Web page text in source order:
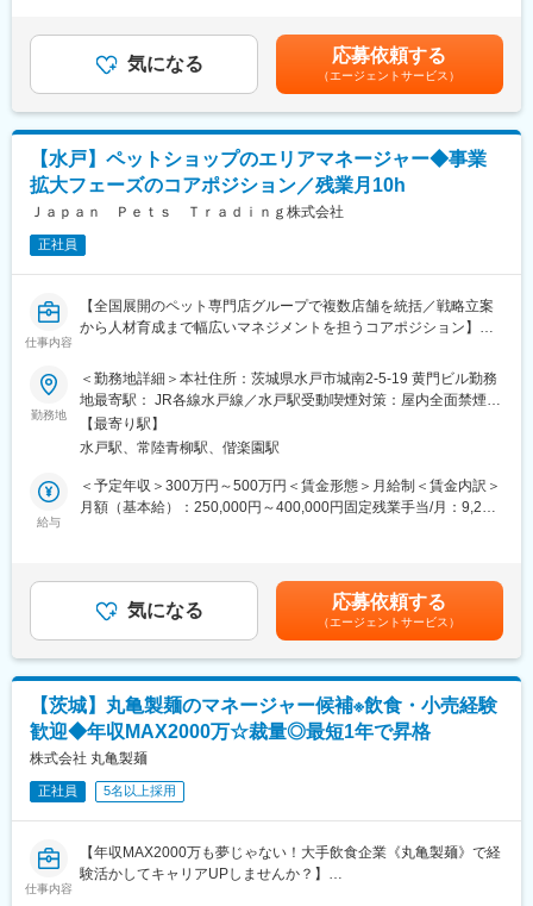
■本配属後
・各事業所の課題や目的に合わせてマネジメント業務に専念頂き
【キャリアパス（例）】
・医療介護スタッフ（2週間程度の基礎研修必要資格取得、現場業
務）
・サービスリーダー（入社3カ月～※研修期間）
・サービス提供責任者（入社半年／年収420～650万円）
・サービスマネージャー（入社1年／年収560～700万円）
・エリアマネージャー（入社1年～／年収700～800万円）
・ブロックマネージャー（年収800～900万円）
・ゼネラルマネージャー（年収900～1200万円）
・店長との定期面談を通じた店舗課題の抽出と改善指導
・店舗ごとの販売戦略や販促施策の立案、実行支援
・人件費・在庫・販促費等のコスト管理および改善提案
■組織構成：
エリアマネージャーは7名在籍し、店舗店長からキャリアアップし
■業務の魅力：
実行で本質的なマネジメント力が身につきます。本部への企画提
案も活発に行える風通しの良い環境です。
■教育体制：
キャリア研修やソリューション研修、技術力向上研修、CS向上研
修などで段階的にスキルアップが可能です。
「ペットと人の幸せな暮らし」を支える事業に携わり、自分のア
イデアを活かして成長したい方が力を発揮できる会社です。
ては経歴・経験により増減する可能性があります。■昇給：年1回
※業績連動■賞与：年1回※業績連動■固定残業手当：5～45時間に対
して9,227円 ～ 68,962円支給（超過分別途支給）賃金はあくまで
も目安の金額であり、選考を通じて上下する可能性があります。
月給(月額)は固定手当を含めた表記です。
気になる 応募依頼する
（エージェントサービス）
【水戸】ペットショップのエリアマネージャー◆事業
拡大フェーズのコアポジション／残業月10h
Ｊａｐａｎ Ｐｅｔｓ Ｔｒａｄｉｎｇ株式会社
正社員
仕事内容
【全国展開のペット専門店グループで複数店舗を統括／戦略立案
から人材育成まで幅広いマネジメントを担うコアポジション】
■業務概要：
当社は全国に直営・FC店舗を展開するペット専門店グループで
す。エリアマネージャーとして、複数店舗の売上や利益、KPIの数
値管理、販売戦略の立案・実行、人材育成、新店舗立ち上げ支援
等を担い、複数エリアを統括する実質的な副部長ポジションを目
指していただきます。部長とエリアマネージャーの中間に立ち、
現場と経営の双方をつなぐ重要な役割です。
・店長との定期面談を通じた店舗課題の抽出と改善指導
・店舗ごとの販売戦略や販促施策の立案、実行支援
・人件費・在庫・販促費等のコスト管理および改善提案
■組織構成：
エリアマネージャーは7名在籍し、店舗店長からキャリアアップし
■業務の魅力：
実行で本質的なマネジメント力が身につきます。本部への企画提
案も活発に行える風通しの良い環境です。
勤務地
＜勤務地詳細＞本社住所：茨城県水戸市城南2-5-19 黄門ビル勤務
地最寄駅： JR各線水戸線／水戸駅受動喫煙対策：屋内全面禁煙変
更の範囲：会社の定める事業所
【最寄り駅】
水戸駅、常陸青柳駅、偕楽園駅
給与
＜予定年収＞300万円～500万円＜賃金形態＞月給制＜賃金内訳＞
月額（基本給）：250,000円～400,000円固定残業手当/月：9,227
ては経歴・経験により増減する可能性があります。■昇給：年1回
※業績連動■賞与：年1回※業績連動■固定残業手当：5～45時間に対
して9,227円 ～ 68,962円支給（超過分別途支給）賃金はあくまで
も目安の金額であり、選考を通じて上下する可能性があります。
月給(月額)は固定手当を含めた表記です。
気になる 応募依頼する
（エージェントサービス）
【茨城】丸亀製麺のマネージャー候補※飲食・小売経験
歓迎◆年収MAX2000万☆裁量◎最短1年で昇格
株式会社 丸亀製麺
正社員 5名以上採用
仕事内容
【年収MAX2000万も夢じゃない！大手飲食企業《丸亀製麺》で経
験活かしてキャリアUPしませんか？】